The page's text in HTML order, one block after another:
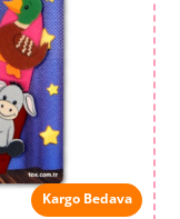
Kargo Bedava